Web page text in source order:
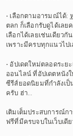
• เลือกตามอารมณ์ได้:
ตลก ก็เลือกรับดูได้เล
เลือกได้เลยเช่นเดีย
เพราะมีครบทุกแนวไป
• อัปเดตใหม่ตลอดระย
ออนไลน์ ที่อัปเดตหนัง
ซีรีส์ยอดนิยมที่กำลังเป็
ครับ ฮ่า…
เติมเต็มประสบการณ์ก
ฟรีที่มีครบจบในเว็บเดี